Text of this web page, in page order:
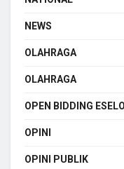
NEWS
OLAHRAGA
OLAHRAGA
OPEN BIDDING
OPINI
OPINI PUBLIK